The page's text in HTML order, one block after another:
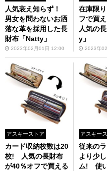
人気衰え知らず！
男女を問わないお洒
落な革を採用した長
財布「Natty」
2023年02月01日 12:00
在庫限
フで買
人気の
y」
2023年
アスキーストア
カード収納枚数は20
枚! 人気の長財布
が40％オフで買える
アスキー
従来の
より少
ム! 使